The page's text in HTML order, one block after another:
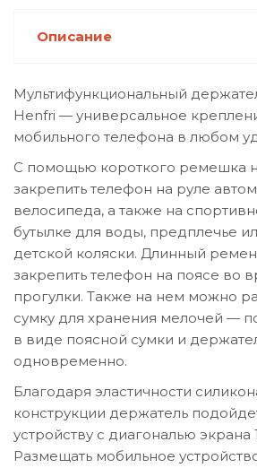
Описание
Мультифункциональный
Henfri — универсальное
мобильного телефона в любом
С помощью короткого ремешка
закрепить телефон на руле
велосипеда, а также на
бутылке для воды, предплечье
детской коляски. Длинный
закрепить телефон на поясе во
прогулки. Также на нем можно
сумку для хранения мелочей —
в виде поясной сумки и
одновременно.
Благодаря эластичности
конструкции держатель
устройству с диагональю экрана
Размещать мобильное